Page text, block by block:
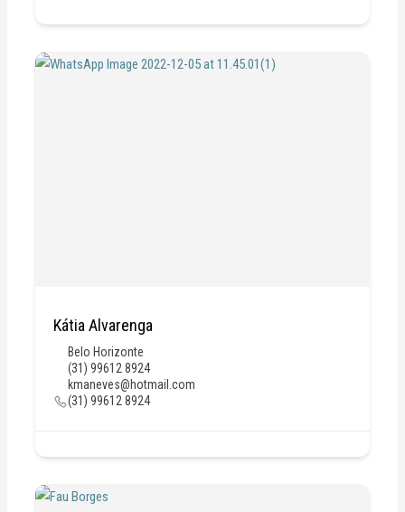
Kátia Alvarenga
Belo Horizonte
(31) 99612 8924
kmaneves@hotmail.com
(31) 99612 8924